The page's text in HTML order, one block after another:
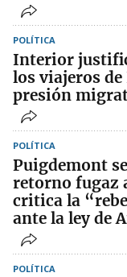
POLÍTICA
Interior
los viajeros
presión
POLÍTICA
Puigdemont
retorno fugaz
critica la
ante la ley de
POLÍTICA